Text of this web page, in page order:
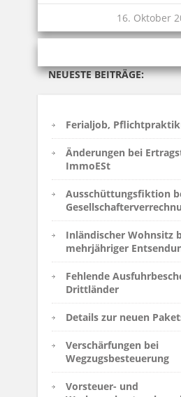
NEUESTE BEITRÄGE:
Ferialjob,
Änderungen bei
ImmoESt
Ausschüttungsfiktion
Inländischer Wohnsitz
mehrjähriger
Fehlende
Drittländer
Details zur neuen
Verschärfungen bei
Wegzugsbesteuerung
Vorsteuer- und
16. Oktober